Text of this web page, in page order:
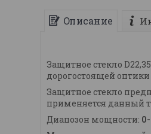
Описание
Защитное стекло
дорогостоящей
Защитное стекло
применяется данный
Диапозон мощности: